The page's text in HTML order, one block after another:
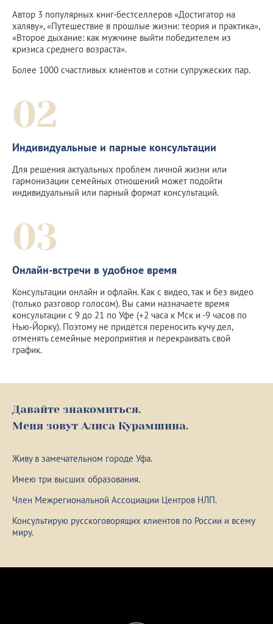
Автор 3 популярных книг-бестселлеров «Достигатор на
халяву», «Путешествие в прошлые жизни: теория и практика»,
«Второе дыхание: как мужчине выйти победителем из
кризиса среднего возраста».
Более 1000 счастливых клиентов и сотни супружеских пар.
02
Индивидуальные и парные консультации
Для решения актуальных проблем личной жизни или
гармонизации семейных отношений может подойти
индивидуальный или парный формат консультаций.
03
Онлайн-встречи в удобное время
Консультации онлайн и офлайн. Как с видео, так и без видео
(только разговор голосом). Вы сами назначаете время
консультации с 9 до 21 по Уфе (+2 часа к Мск и -9 часов по
Нью-Йорку). Поэтому не придётся переносить кучу дел,
отменять семейные мероприятия и перекраивать свой
график.
Давайте знакомиться.
Меня зовут Алиса Курамшина.
Живу в замечательном городе Уфа.
Имею три высших образования.
Член Межрегиональной Ассоциации Центров НЛП.
Консультирую русскоговорящих клиентов по России и всему
миру.